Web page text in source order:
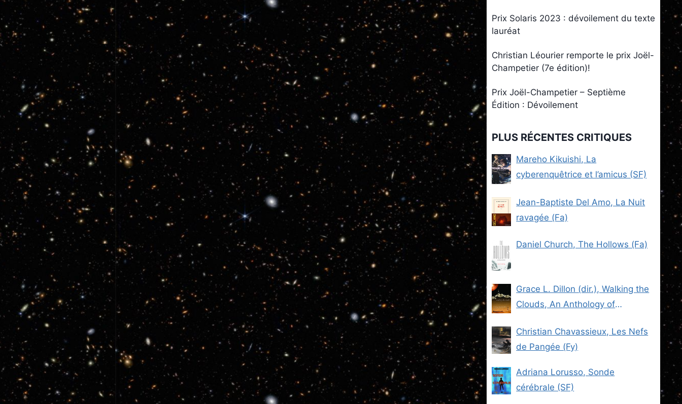
Prix Solaris 2023 : dévoilement du texte
lauréat
Christian Léourier remporte le prix Joël-
Champetier (7e édition)!
Prix Joël-Champetier – Septième
Édition : Dévoilement
PLUS RÉCENTES CRITIQUES
Mareho Kikuishi, La
cyberenquêtrice et l’amicus (SF)
Jean-Baptiste Del Amo, La Nuit
ravagée (Fa)
Daniel Church, The Hollows (Fa)
Grace L. Dillon (dir.), Walking the
Clouds, An Anthology of
Christian Chavassieux, Les Nefs
de Pangée (Fy)
Adriana Lorusso, Sonde
cérébrale (SF)